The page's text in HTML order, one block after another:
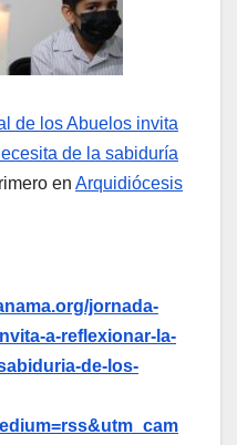
de los Abuelos invita
de la sabiduría
en Arquidiócesis
jornada-
a-reflexionar-la-
de-los-